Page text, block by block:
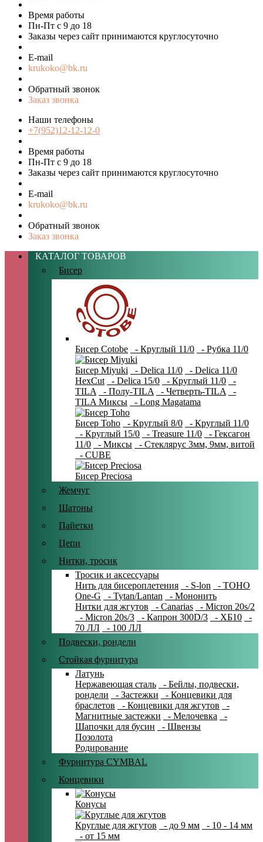
Время работы
Пн-Пт с 9 до 18
Заказы через сайт принимаются круглосуточно
E-mail
krukoko@bk.ru
Обратный звонок
Заказ звонка
Наши телефоны
+7(952)12-12-12-0
Время работы
Пн-Пт с 9 до 18
Заказы через сайт принимаются круглосуточно
E-mail
krukoko@bk.ru
Обратный звонок
Заказ звонка
КАТАЛОГ ТОВАРОВ
Бисер
Бисер Cotobe - Круглый 11/0 - Рубка 11/0
Бисер Miyuki - Delica 11/0
- Delica 11/0
HexCut
- Delica 15/0 - Круглый 11/0
-
TILA
- Полу-TILA - Четверть-TILA
-
TILA Миксы
- Long Magatama
Бисер Toho - Круглый 8/0
- Круглый 11/0
- Круглый 15/0
- Treasure 11/0
- Гексагон
11/0
- Миксы
- Стеклярус 3мм, 9мм, витой
- CUBE
Бисер Preciosa
Жемчуг
Шатоны
Пайетки
Цепи
Нитки, тросик
Тросик и аксессуары
Нить для бисероплетения
- S-lon
- TOHO
One-G
- Tytan/Lantan
- Мононить
Нитки для жгутов
- Canarias
- Micron 20s/2
- Micron 20s/3
- Капрон 300D/3 - ХБ10
-
70 ЛЛ
- 100 ЛЛ
Подвески, рондели
Стойкая фурнитура
Латунь
Нержавеющая сталь
- Бейлы, подвески,
рондели
- Застежки
- Концевики для
браслетов
- Концевики для жгутов
-
Магнитные застежки
- Мелочевка
-
Шапочки для бусин
- Швензы
Позолота
Родирование
Фурнитура CYMBAL
Концевики
Конусы
Круглые для жгутов - до 9 мм
- 10 - 14 мм
- от 15 мм